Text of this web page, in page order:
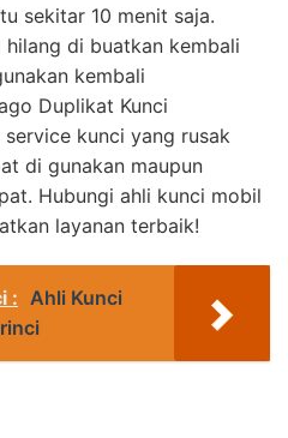
sekitar 10 menit saja.
di buatkan kembali
kembali
Duplikat Kunci
kunci yang rusak
di gunakan maupun
Hubungi ahli kunci mobil
layanan terbaik!
: Ahli Kunci